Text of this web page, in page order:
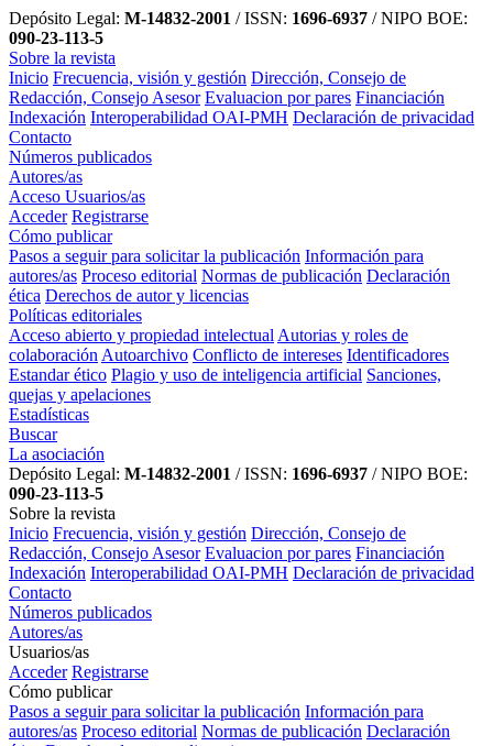
Depósito Legal: M-14832-2001 / ISSN: 1696-6937 / NIPO BOE:
090-23-113-5
Sobre la revista
Inicio Frecuencia, visión y gestión Dirección, Consejo de
Redacción, Consejo Asesor Evaluacion por pares Financiación
Indexación Interoperabilidad OAI-PMH Declaración de privacidad
Contacto
Números publicados
Autores/as
Acceso Usuarios/as
Acceder Registrarse
Cómo publicar
Pasos a seguir para solicitar la publicación Información para
autores/as Proceso editorial Normas de publicación Declaración
ética Derechos de autor y licencias
Políticas editoriales
Acceso abierto y propiedad intelectual Autorias y roles de
colaboración Autoarchivo Conflicto de intereses Identificadores
Estandar ético Plagio y uso de inteligencia artificial Sanciones,
quejas y apelaciones
Estadísticas
Buscar
La asociación
Depósito Legal: M-14832-2001 / ISSN: 1696-6937 / NIPO BOE:
090-23-113-5
Sobre la revista
Inicio Frecuencia, visión y gestión Dirección, Consejo de
Redacción, Consejo Asesor Evaluacion por pares Financiación
Indexación Interoperabilidad OAI-PMH Declaración de privacidad
Contacto
Números publicados
Autores/as
Usuarios/as
Acceder Registrarse
Cómo publicar
Pasos a seguir para solicitar la publicación Información para
autores/as Proceso editorial Normas de publicación Declaración